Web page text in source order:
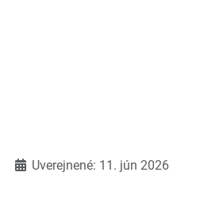
DetailyUverejnené: 11. jún 2026